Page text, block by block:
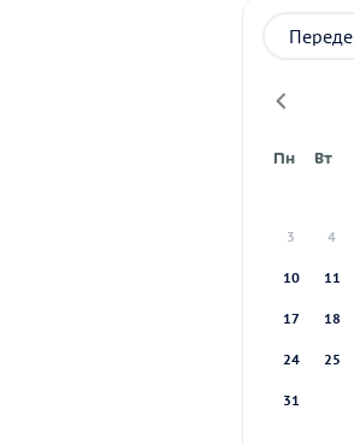
Пн Вт
3 4
10 11
17 18
24 25
31